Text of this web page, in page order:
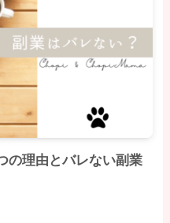
の理由とバレない副業